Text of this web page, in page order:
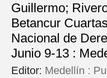
Guillermo;
Betancur
Nacional de
Junio 9-13 :
Editor: Medellín :